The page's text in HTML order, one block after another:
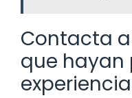
Contacta
que hayan
experiencia